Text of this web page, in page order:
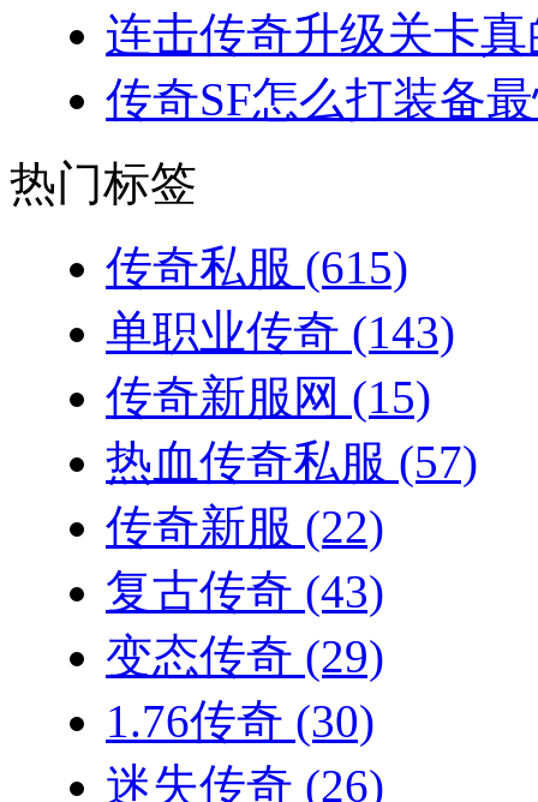
连击传奇升级关卡
传奇SF怎么打装备
热门标签
传奇私服 (615)
单职业传奇 (143)
传奇新服网 (15)
热血传奇私服 (57)
传奇新服 (22)
复古传奇 (43)
变态传奇 (29)
1.76传奇 (30)
迷失传奇 (26)